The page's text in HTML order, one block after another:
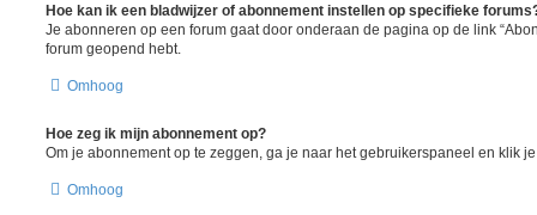
Hoe kan ik een bladwijzer of abonnement instellen op specifieke
Je abonneren op een forum gaat door onderaan de pagina op de link
forum geopend hebt.
Omhoog
Hoe zeg ik mijn abonnement op?
Om je abonnement op te zeggen, ga je naar het gebruikerspaneel en klik
Omhoog